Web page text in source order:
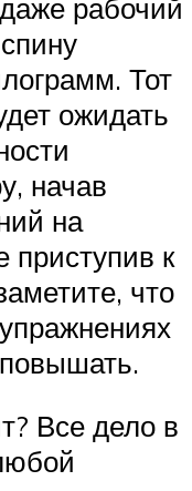
рабочий
Тот
ожидать
начав
на
к
что
Все дело в